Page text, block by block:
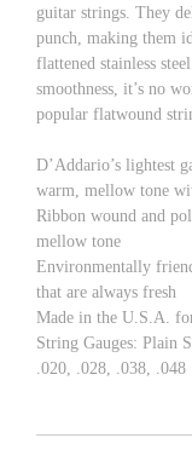
guitar strings. They
punch, making them
flattened stainless
smoothness, it’s no
popular flatwound
D’Addario’s lightest
warm, mellow tone
Ribbon wound and
mellow tone
Environmentally
that are always fresh
Made in the U.S.A.
String Gauges: Plain
.020, .028, .038, .048